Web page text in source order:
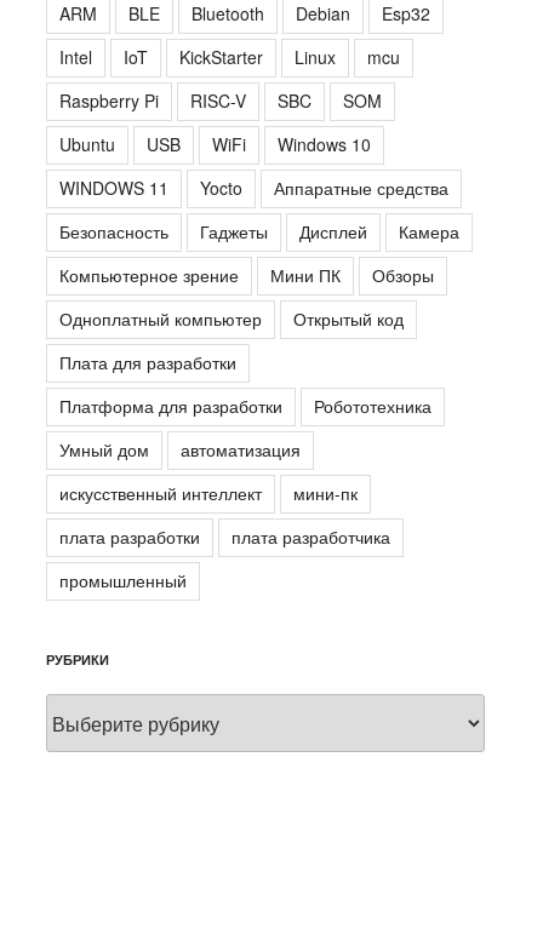
ARM
BLE Bluetooth Debian
Esp32
Intel
IoT KickStarter Linux
mcu
Raspberry Pi
RISC-V SBC
SOM
Ubuntu
USB WiFi
Windows 10
WINDOWS 11
Yocto
Аппаратные средства
Безопасность
Гаджеты Дисплей
Камера
Компьютерное зрение
Мини ПК
Обзоры
Одноплатный компьютер
Открытый код
Плата для разработки
Платформа для разработки
Робототехника
Умный дом
автоматизация
искусственный интеллект
мини-пк
плата разработки
плата разработчика
промышленный
РУБРИКИ
Рубрики